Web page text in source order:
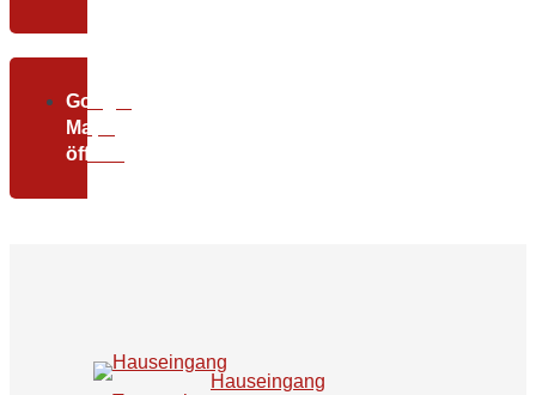
Google
Maps
öffnen
Hauseingang